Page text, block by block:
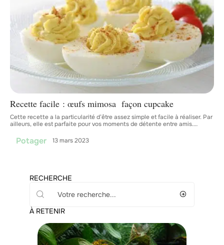
Recette facile : œufs mimosa façon cupcake
Cette recette a la particularité d’être assez simple et facile à réaliser. Par
ailleurs, elle est parfaite pour vos moments de détente entre amis.…
Potager 13 mars 2023
RECHERCHE
À RETENIR